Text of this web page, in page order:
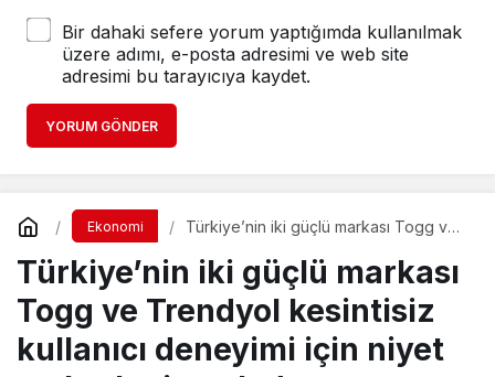
Bir dahaki sefere yorum yaptığımda kullanılmak
üzere adımı, e-posta adresimi ve web site
adresimi bu tarayıcıya kaydet.
YORUM GÖNDER
Ekonomi
Türkiye’nin iki güçlü markası Togg ve
için niyet mektubu imzaladı
Türkiye’nin iki güçlü markası
Togg ve Trendyol kesintisiz
kullanıcı deneyimi için niyet